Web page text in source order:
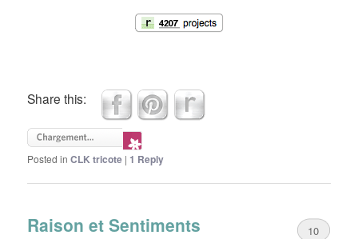
Share this:
Posted in CLK tricote | 1 Reply
Raison et Sentiments 10